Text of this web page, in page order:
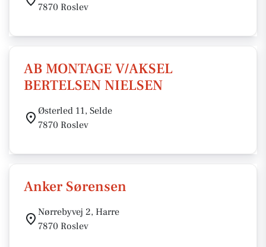
7870 Roslev
AB MONTAGE V/AKSEL
BERTELSEN NIELSEN
Østerled 11, Selde
7870 Roslev
Anker Sørensen
Nørrebyvej 2, Harre
7870 Roslev